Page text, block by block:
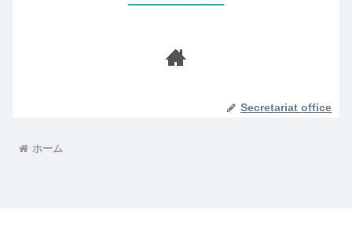
Secretariat office
ホーム